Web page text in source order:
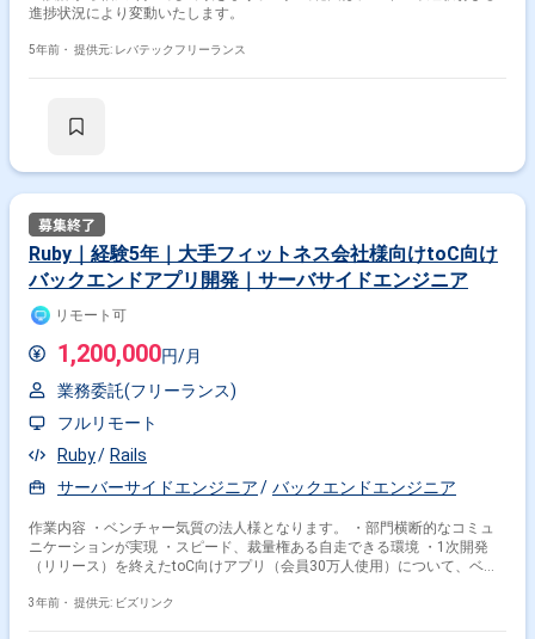
進捗状況により変動いたします。
5年前・ 提供元: レバテックフリーランス
Ruby｜経験5年｜大手フィットネス会社様向けtoC向け
バックエンドアプリ開発｜サーバサイドエンジニア
リモート可
1,200,000円/月
業務委託(フリーランス)
フルリモート
Ruby
Rails
サーバーサイドエンジニア
バックエンドエンジニア
作業内容 ・ベンチャー気質の法人様となります。 ・部門横断的なコミュ
ニケーションが実現 ・スピード、裁量権ある自走できる環境 ・1次開発
（リリース）を終えたtoC向けアプリ（会員30万人使用）について、ベン
メントがない、あっても誤っている、技術スタックがバラバラ（バックエ
3年前・ 提供元: ビズリンク